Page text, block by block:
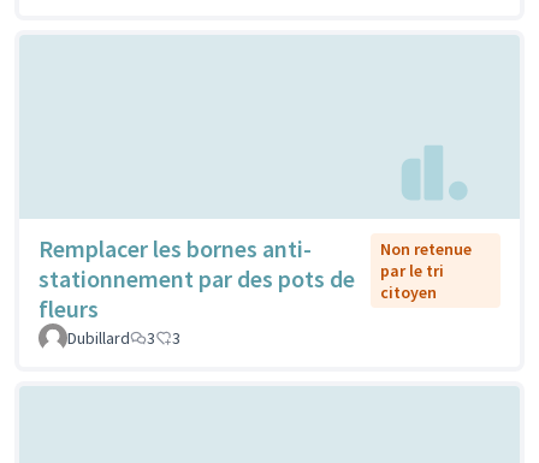
Remplacer les bornes anti-
stationnement par des pots de
fleurs
Non retenue
par le tri
citoyen
Dubillard 3 3